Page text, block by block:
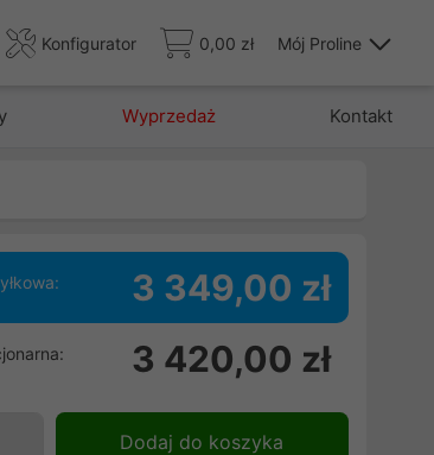
Konfigurator 0,00 zł Mój Proline
Wyprzedaż Kontakt
3 349,00 zł
3 420,00 zł
Dodaj do koszyka